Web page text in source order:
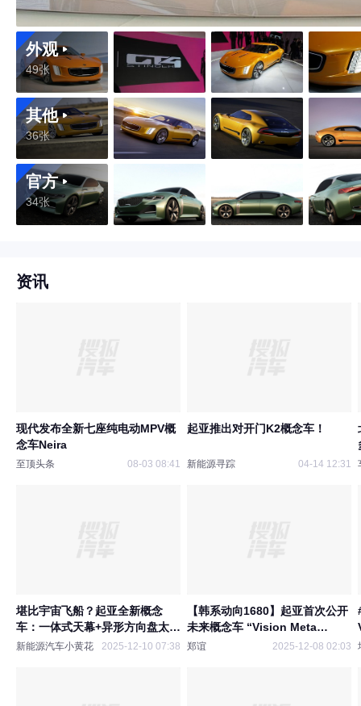
外观
49张
其他
36张
官方
34张
资讯
现代发布全新七座纯电动MPV概
念车Neira
至顶头条 08-03 08:41
起亚推出对开门K2概念车！
新能源寻踪 04-14 12:31
堪比宇宙飞船？起亚全新概念
车：一体式天幕+异形方向盘太前
卫
新能源汽车小黄花 2025-12-10 07:38
【韩系动向1680】起亚首次公开
未来概念车 “Vision Meta
Tourismo
郑谊 2025-12-08 02:03